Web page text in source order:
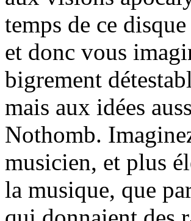
temps de ce
et donc vous
bigrement
mais aux idées
Nothomb.
musicien, et plus
la musique, que